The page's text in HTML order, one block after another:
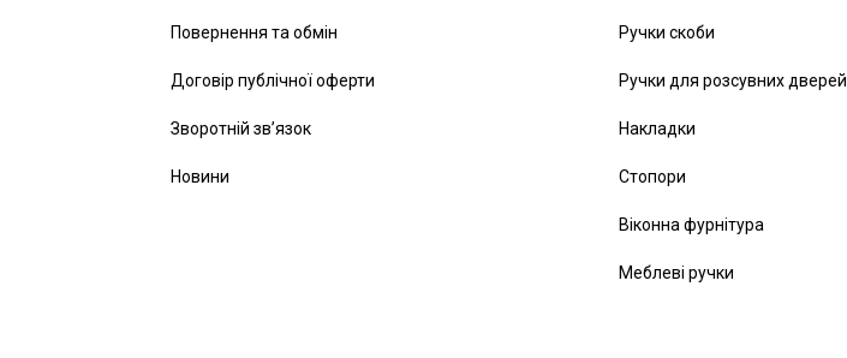
Повернення та обмін
Договір публічної оферти
Зворотній зв’язок
Новини
Ручки скоби
Ручки для розсувних дверей
Накладки
Стопори
Віконна фурнітура
Меблеві ручки